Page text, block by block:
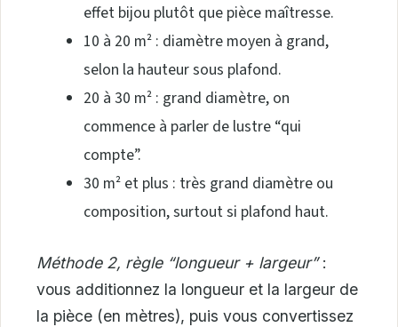
effet bijou plutôt que pièce maîtresse.
10 à 20 m² : diamètre moyen à grand,
selon la hauteur sous plafond.
20 à 30 m² : grand diamètre, on
commence à parler de lustre “qui
compte”.
30 m² et plus : très grand diamètre ou
composition, surtout si plafond haut.
Méthode 2, règle “longueur + largeur”:
vous additionnez la longueur et la largeur de
la pièce (en mètres), puis vous convertissez